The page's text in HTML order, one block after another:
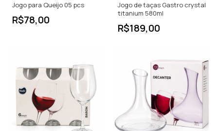
Jogo para Queijo 05 pcs
R$78,00
Jogo de taças Gastro crystal
titanium 580ml
R$189,00